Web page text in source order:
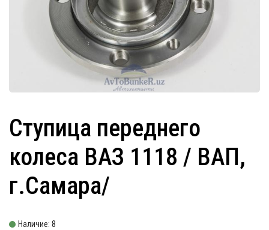
Ступица переднего
колеса ВАЗ 1118 / ВАП,
г.Самара/
Наличие: 8